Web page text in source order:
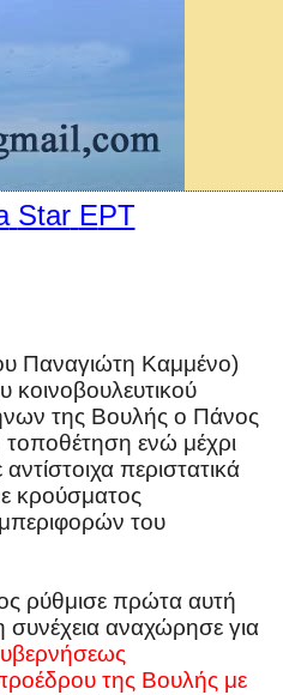
Star EΡΤ
Παναγιώτη Καμμένο)
κοινοβουλευτικού
της Βουλής ο Πάνος
ενώ μέχρι
περιστατικά
κρούσματος
του
ρύθμισε πρώτα αυτή
συνέχεια αναχώρησε για
της Βουλής με